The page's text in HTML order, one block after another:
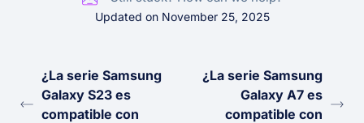
Updated on November 25, 2025
¿La serie Samsung
Galaxy S23 es
compatible con
¿La serie Samsung
Galaxy A7 es
compatible con